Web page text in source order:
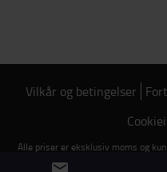
Vilkår og betingelser
Alle priser er eksklusiv moms og
2026 Toyota Material